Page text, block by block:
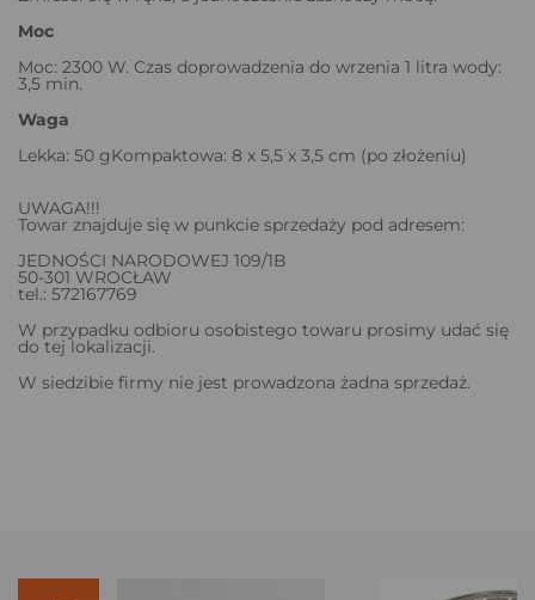
Moc
Moc: 2300 W. Czas doprowadzenia do wrzenia 1 litra wody:
3,5 min.
Waga
Lekka: 50 gKompaktowa: 8 x 5,5 x 3,5 cm (po złożeniu)
UWAGA!!!
Towar znajduje się w punkcie sprzedaży pod adresem:
JEDNOŚCI NARODOWEJ 109/1B
50-301 WROCŁAW
tel.: 572167769
W przypadku odbioru osobistego towaru prosimy udać się
do tej lokalizacji.
W siedzibie firmy nie jest prowadzona żadna sprzedaż.